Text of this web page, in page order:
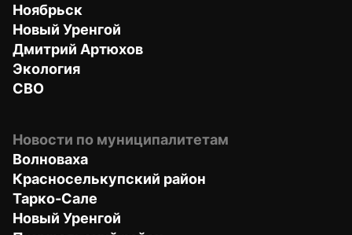
Ноябрьск
Новый Уренгой
Дмитрий Артюхов
Экология
СВО
Новости по муниципалитетам
Волноваха
Красноселькупский район
Тарко-Сале
Новый Уренгой